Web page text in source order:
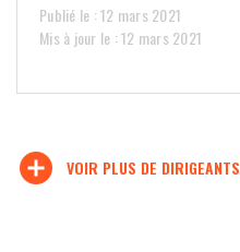
Publié le : 12 mars 2021
Mis à jour le : 12 mars 2021
add_circle VOIR PLUS DE DIRIGEANTS